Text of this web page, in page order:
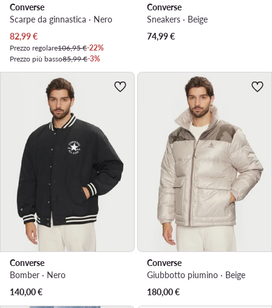
Converse
Scarpe da ginnastica · Nero
Prezzo attuale
82,99€
Prezzo regolare106,95 €-22%
Prezzo più basso85,99 €-3%
Converse
Sneakers · Beige
74,99€
Converse
Bomber · Nero
140,00€
Converse
Giubbotto piumino · Beige
180,00€